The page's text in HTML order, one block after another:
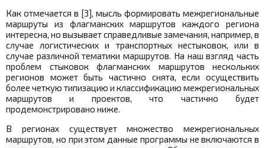
Как отмечается в [3], мысль формировать межрегиональные
маршруты из флагманских маршрутов каждого региона
интересна, но вызывает справедливые замечания, например, в
случае логистических и транспортных нестыковок, или в
случае различной тематики маршрутов. На наш взгляд часть
проблем стыковок флагманских маршрутов нескольких
регионов может быть частично снята, если осуществить
более четкую типизацию и классификацию межрегиональных
маршрутов и проектов, что частично будет
продемонстрировано ниже.
В регионах существует множество межрегиональных
маршрутов, но при этом данные программы не включаются в